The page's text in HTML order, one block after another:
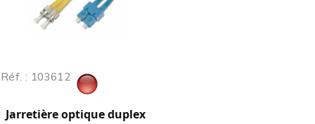
Réf. : 103612
Jarretière optique duplex